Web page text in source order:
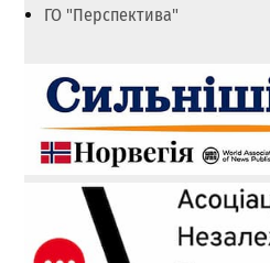
ГО "Перспектива"